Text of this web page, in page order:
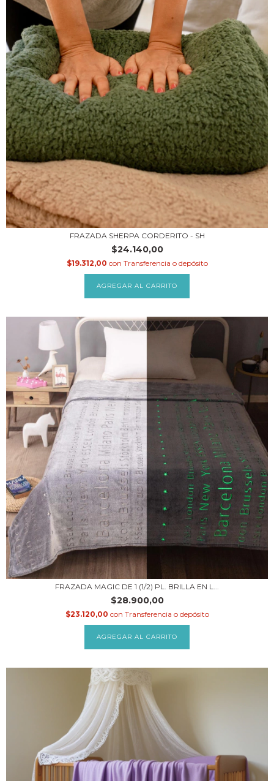
FRAZADA SHERPA CORDERITO - SH
$24.140,00
$19.312,00 con Transferencia o depósito
AGREGAR AL CARRITO
FRAZADA MAGIC DE 1 (1/2) PL. BRILLA EN L...
$28.900,00
$23.120,00 con Transferencia o depósito
AGREGAR AL CARRITO